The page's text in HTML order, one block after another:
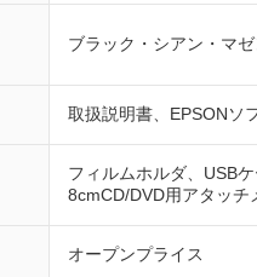
ブラック・シアン・マ
取扱説明書、EPSONソ
フィルムホルダ、USB
8cmCD/DVD用アタッチ
オープンプライス